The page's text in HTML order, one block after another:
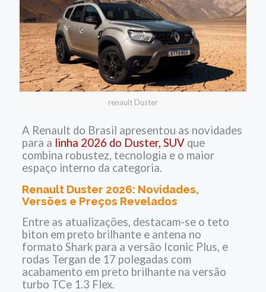
renault Duster
A Renault do Brasil apresentou as novidades
para a linha 2026 do Duster, SUVque
combina robustez, tecnologia e o maior
espaço interno da categoria.
Renault Duster 2026: Novidades,
Versões e Preços Revelados
Entre as atualizações, destacam-se o teto
biton em preto brilhante e antena no
formato Shark para a versão Iconic Plus, e
rodas Tergan de 17 polegadas com
acabamento em preto brilhante na versão
turbo TCe 1.3 Flex.